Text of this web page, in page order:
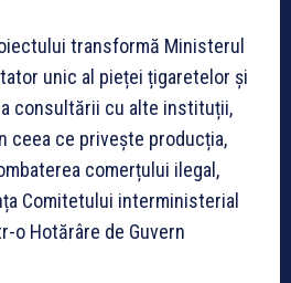
transformă Ministerul
unic al pieței țigaretelor și
consultării cu alte instituții,
ceea ce privește producția,
comerțului ilegal,
Comitetului interministerial
o Hotărâre de Guvern